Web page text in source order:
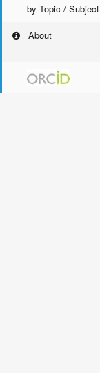
by Topic / Subject
About